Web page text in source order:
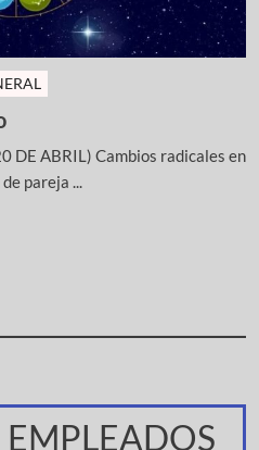
DE ABRIL) Cambios radicales en
pareja ...